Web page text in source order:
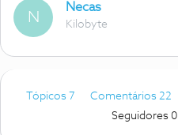
N
Necas
Kilobyte
Tópicos 7 Comentários 22
Seguidores 0